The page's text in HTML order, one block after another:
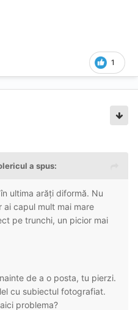
1
a spus:
ultima arăți diformă. Nu
ai capul mult mai mare
pe trunchi, un picior mai
de a o posta, tu pierzi.
cu subiectul fotografiat.
problema?